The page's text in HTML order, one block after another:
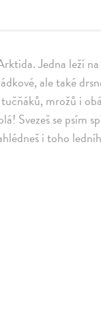
Jedna leží
ale také
mrožů i
Svezeš se psím
i toho